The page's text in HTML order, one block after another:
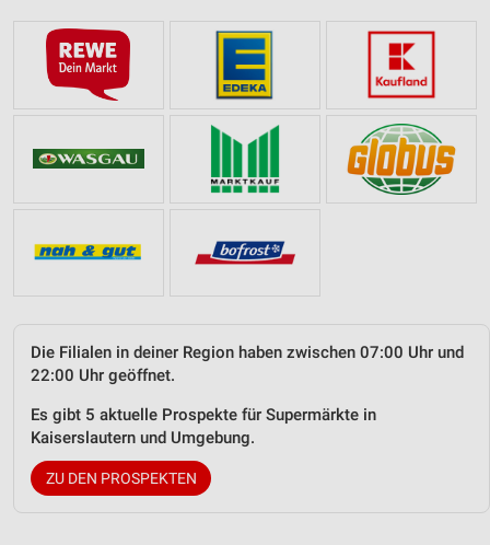
Die Filialen in deiner Region haben zwischen 07:00 Uhr und
22:00 Uhr geöffnet.
Es gibt 5 aktuelle Prospekte für Supermärkte in
Kaiserslautern und Umgebung.
ZU DEN PROSPEKTEN